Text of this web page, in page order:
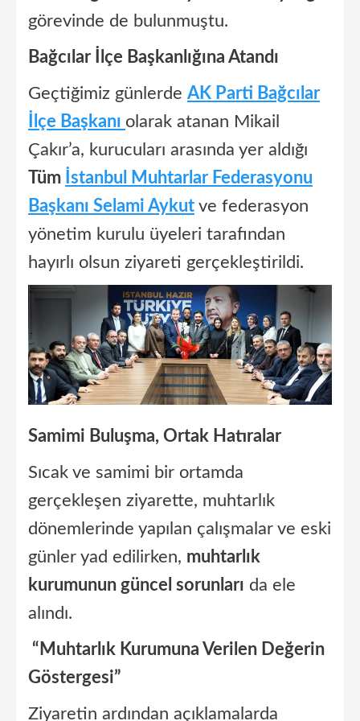
görevinde de bulunmuştu.
Bağcılar İlçe Başkanlığına Atandı
Geçtiğimiz günlerde AK Parti Bağcılar
İlçe Başkanı olarak atanan Mikail
Çakır’a, kurucuları arasında yer aldığı
Tüm İstanbul Muhtarlar Federasyonu
Başkanı Selami Aykut ve federasyon
yönetim kurulu üyeleri tarafından
hayırlı olsun ziyareti gerçekleştirildi.
Samimi Buluşma, Ortak Hatıralar
Sıcak ve samimi bir ortamda
gerçekleşen ziyarette, muhtarlık
dönemlerinde yapılan çalışmalar ve eski
günler yad edilirken, muhtarlık
kurumunun güncel sorunları da ele
alındı.
“Muhtarlık Kurumuna Verilen Değerin
Göstergesi”
Ziyaretin ardından açıklamalarda